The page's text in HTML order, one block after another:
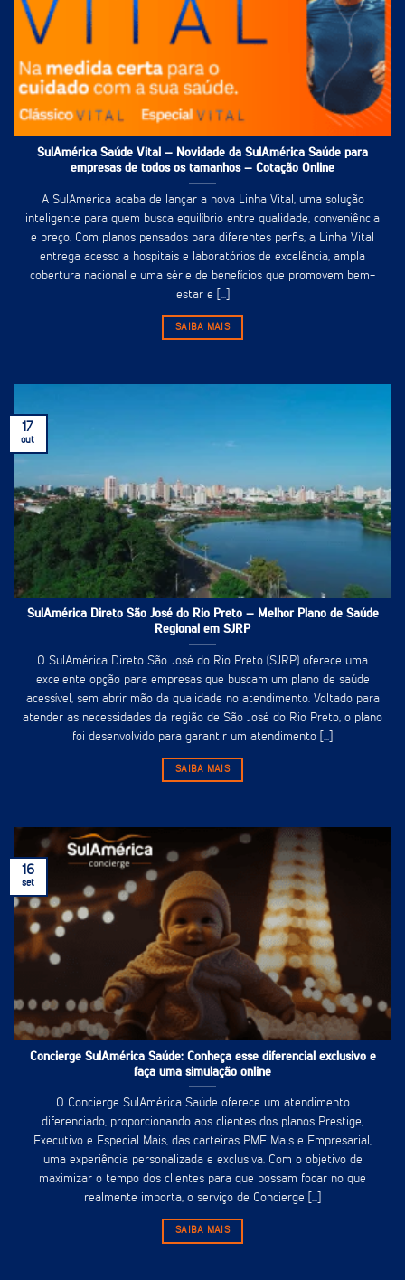
SulAmérica Saúde Vital – Novidade da SulAmérica Saúde para
empresas de todos os tamanhos – Cotação Online
A SulAmérica acaba de lançar a nova Linha Vital, uma solução
inteligente para quem busca equilíbrio entre qualidade, conveniência
e preço. Com planos pensados para diferentes perfis, a Linha Vital
entrega acesso a hospitais e laboratórios de excelência, ampla
cobertura nacional e uma série de benefícios que promovem bem-
estar e [...]
SAIBA MAIS
SulAmérica Direto São José do Rio Preto – Melhor Plano de Saúde
Regional em SJRP
O SulAmérica Direto São José do Rio Preto (SJRP) oferece uma
excelente opção para empresas que buscam um plano de saúde
acessível, sem abrir mão da qualidade no atendimento. Voltado para
atender as necessidades da região de São José do Rio Preto, o plano
foi desenvolvido para garantir um atendimento [...]
SAIBA MAIS
17
out
Concierge SulAmérica Saúde: Conheça esse diferencial exclusivo e
faça uma simulação online
O Concierge SulAmérica Saúde oferece um atendimento
diferenciado, proporcionando aos clientes dos planos Prestige,
Executivo e Especial Mais, das carteiras PME Mais e Empresarial,
uma experiência personalizada e exclusiva. Com o objetivo de
maximizar o tempo dos clientes para que possam focar no que
realmente importa, o serviço de Concierge [...]
SAIBA MAIS
16
set